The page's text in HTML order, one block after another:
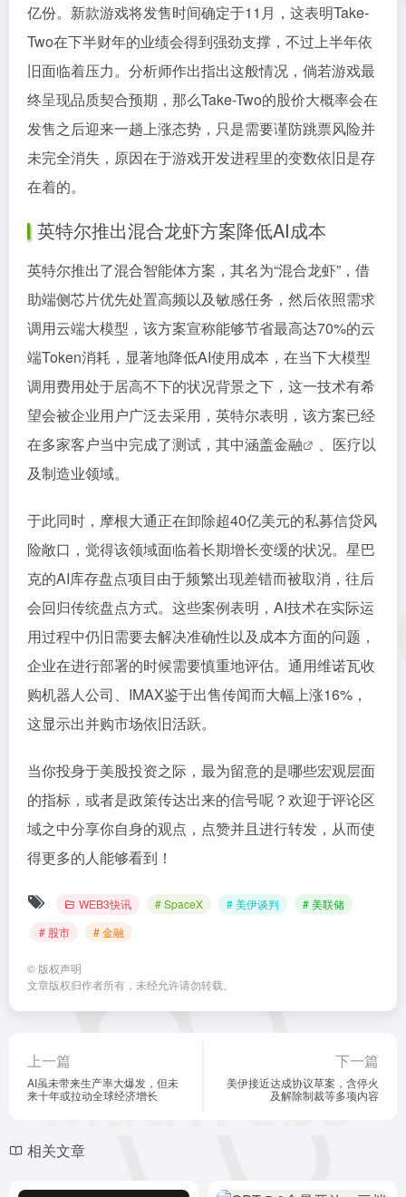
亿份。新款游戏将发售时间确定于11月，这表明Take-
Two在下半财年的业绩会得到强劲支撑，不过上半年依
旧面临着压力。分析师作出指出这般情况，倘若游戏最
终呈现品质契合预期，那么Take-Two的股价大概率会在
发售之后迎来一趟上涨态势，只是需要谨防跳票风险并
未完全消失，原因在于游戏开发进程里的变数依旧是存
在着的。
英特尔推出混合龙虾方案降低AI成本
英特尔推出了混合智能体方案，其名为“混合龙虾”，借
助端侧芯片优先处置高频以及敏感任务，然后依照需求
调用云端大模型，该方案宣称能够节省最高达70%的云
端Token消耗，显著地降低AI使用成本，在当下大模型
调用费用处于居高不下的状况背景之下，这一技术有希
望会被企业用户广泛去采用，英特尔表明，该方案已经
在多家客户当中完成了测试，其中涵盖金融
、医疗以
及制造业领域。
于此同时，摩根大通正在卸除超40亿美元的私募信贷风
险敞口，觉得该领域面临着长期增长变缓的状况。星巴
克的AI库存盘点项目由于频繁出现差错而被取消，往后
会回归传统盘点方式。这些案例表明，AI技术在实际运
用过程中仍旧需要去解决准确性以及成本方面的问题，
企业在进行部署的时候需要慎重地评估。通用维诺瓦收
购机器人公司、IMAX鉴于出售传闻而大幅上涨16%，
这显示出并购市场依旧活跃。
当你投身于美股投资之际，最为留意的是哪些宏观层面
的指标，或者是政策传达出来的信号呢？欢迎于评论区
域之中分享你自身的观点，点赞并且进行转发，从而使
得更多的人能够看到！
WEB3快讯 # SpaceX # 美伊谈判
# 美联储
# 股市
# 金融
© 版权声明
文章版权归作者所有，未经允许请勿转载。
上一篇
AI虽未带来生产率大爆发，但未
来十年或拉动全球经济增长
下一篇
美伊接近达成协议草案，含停火
及解除制裁等多项内容
相关文章